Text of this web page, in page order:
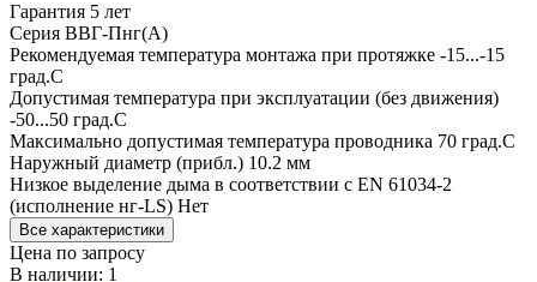
Гарантия 5 лет
Серия ВВГ-Пнг(А)
Рекомендуемая температура монтажа при протяжке -15...-15
град.C
Допустимая температура при эксплуатации (без движения)
-50...50 град.C
Максимально допустимая температура проводника 70 град.C
Наружный диаметр (прибл.) 10.2 мм
Низкое выделение дыма в соответствии с EN 61034-2
(исполнение нг-LS) Нет
Все характеристики
Цена по запросу
В наличии: 1